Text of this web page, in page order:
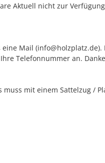
Aktuell nicht zur
Mail
Telefonnummer an.
mit einem Sattelzug /